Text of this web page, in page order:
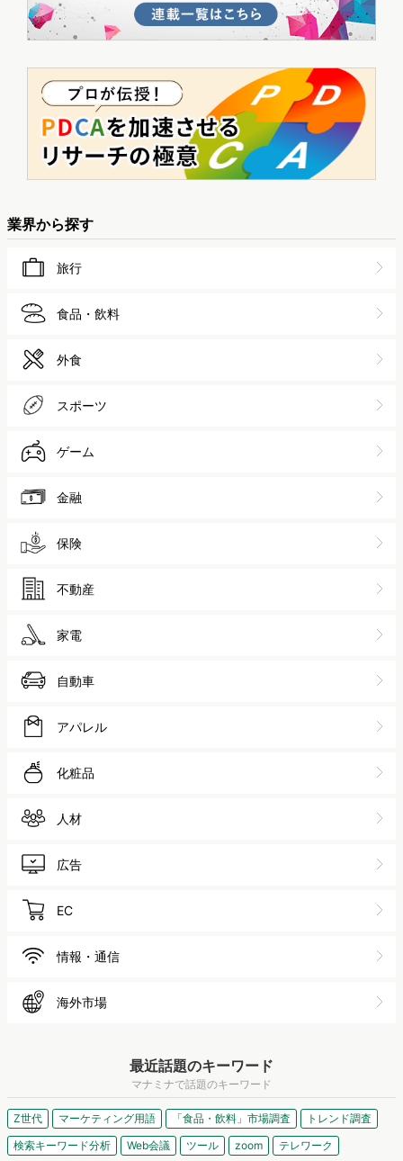
業界から探す
旅行
食品・飲料
外食
スポーツ
ゲーム
金融
保険
不動産
家電
自動車
アパレル
化粧品
人材
広告
EC
情報・通信
海外市場
最近話題のキーワード
マナミナで話題のキーワード
Z世代 マーケティング用語 「食品・飲料」市場調査
トレンド調査
検索キーワード分析
Web会議 ツール zoom テレワーク